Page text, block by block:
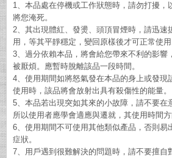
1、本品處在停機或工作狀態時，請勿打擾，
將您淹死。
2、其出現體紅、發燙、頭頂冒煙時，請迅速
用，等其平靜穩定，變回原樣後才可正常使用
3、過分依賴本品，將會給您帶來不利的影響
被厭煩。應暫時脫離該品一段時間。
4、使用期間如將怒氣發在本品的身上或發現
使用時，該品將會放射出具有殺傷性的能量。
5、本品若出現突如其來的小故障，請不要在
所以使用者應學會適應與遷就，其使用時間方
6、使用期間不可使用其他類似產品，否則易
症狀。
7、用戶遇到很難解決的問題時，請不要擅自